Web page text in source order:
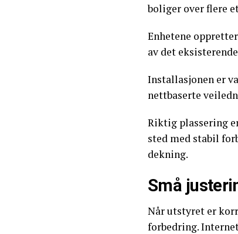
boliger over flere
Enhetene
av det
Installasjonen er
nettbaserte
Riktig plassering
sted med stabil
dekning.
Små
Når utstyret er
forbedring.